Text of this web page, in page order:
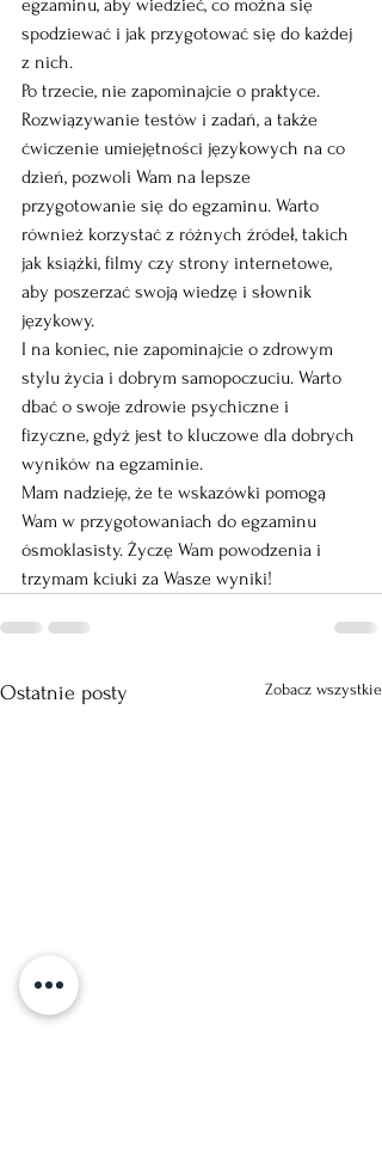
egzaminu, aby wiedzieć, co można się
spodziewać i jak przygotować się do każdej
z nich.
Po trzecie, nie zapominajcie o praktyce.
Rozwiązywanie testów i zadań, a także
ćwiczenie umiejętności językowych na co
dzień, pozwoli Wam na lepsze
przygotowanie się do egzaminu. Warto
również korzystać z różnych źródeł, takich
jak książki, filmy czy strony internetowe,
aby poszerzać swoją wiedzę i słownik
językowy.
I na koniec, nie zapominajcie o zdrowym
stylu życia i dobrym samopoczuciu. Warto
dbać o swoje zdrowie psychiczne i
fizyczne, gdyż jest to kluczowe dla dobrych
wyników na egzaminie.
Mam nadzieję, że te wskazówki pomogą
Wam w przygotowaniach do egzaminu
ósmoklasisty. Życzę Wam powodzenia i
trzymam kciuki za Wasze wyniki!
Ostatnie posty Zobacz wszystkie